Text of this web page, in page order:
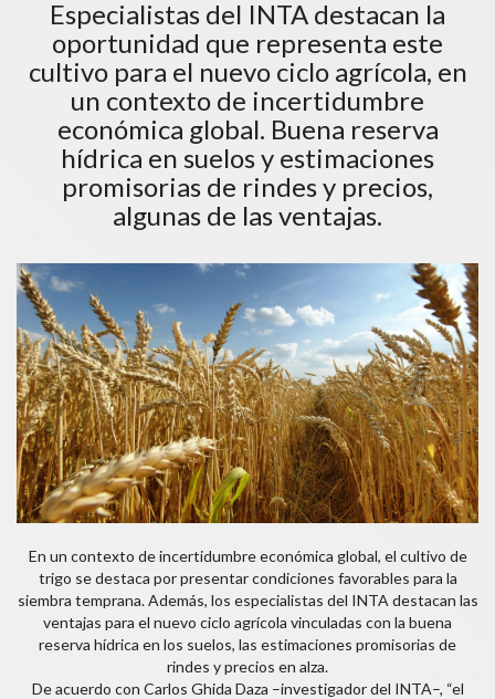
Especialistas del INTA destacan la
oportunidad que representa este
cultivo para el nuevo ciclo agrícola, en
un contexto de incertidumbre
económica global. Buena reserva
hídrica en suelos y estimaciones
promisorias de rindes y precios,
algunas de las ventajas.
En un contexto de incertidumbre económica global, el cultivo de
trigo se destaca por presentar condiciones favorables para la
siembra temprana. Además, los especialistas del INTA destacan las
ventajas para el nuevo ciclo agrícola vinculadas con la buena
reserva hídrica en los suelos, las estimaciones promisorias de
rindes y precios en alza.
De acuerdo con Carlos Ghida Daza –investigador del INTA–, “el